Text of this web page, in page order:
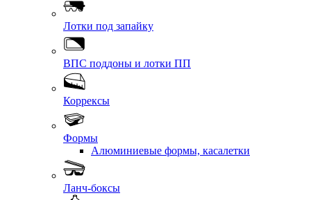
Лотки под запайку
ВПС поддоны и лотки ПП
Коррексы
Формы
Алюминиевые формы, касалетки
Ланч-боксы